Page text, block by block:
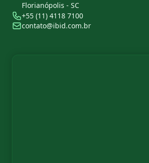
Florianópolis - SC
+55 (11) 4118 7100
contato@ibid.com.br